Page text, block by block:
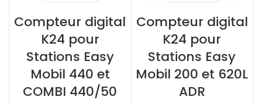
Compteur digital
K24 pour
Stations Easy
Mobil 440 et
COMBI 440/50
Compteur digital
K24 pour
Stations Easy
Mobil 200 et 620L
ADR